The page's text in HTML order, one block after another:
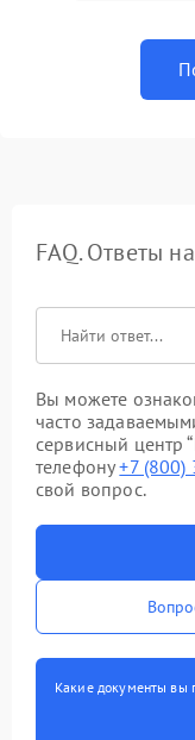
FAQ. Ответы
Вы можете
часто
сервисный центр
телефону+7
свой вопрос.
Какие документы вы